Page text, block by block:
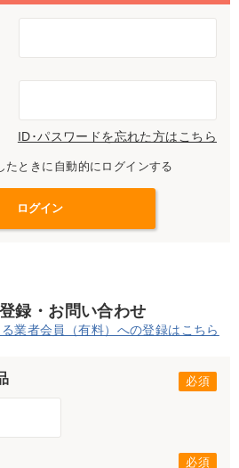
ID･パスワードを忘れた方はこちら
たときに自動的にログインする
録・お問い合わせ
業者会員（有料）への登録はこちら